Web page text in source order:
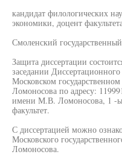
кандидат филологических
экономики, доцент
Смоленский
Защита диссертации
заседании
Московском
Ломоносова по адресу:
имени М.В. Ломоносова, 1 -
факультет.
С диссертацией можно
Московского
Ломоносова.